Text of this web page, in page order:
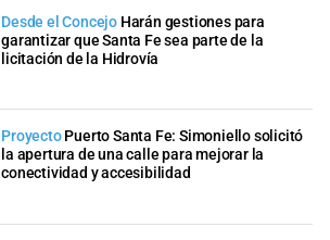
Desde el Concejo Harán gestiones para
garantizar que Santa Fe sea parte de la
licitación de la Hidrovía
Proyecto Puerto Santa Fe: Simoniello solicitó
la apertura de una calle para mejorar la
conectividad y accesibilidad